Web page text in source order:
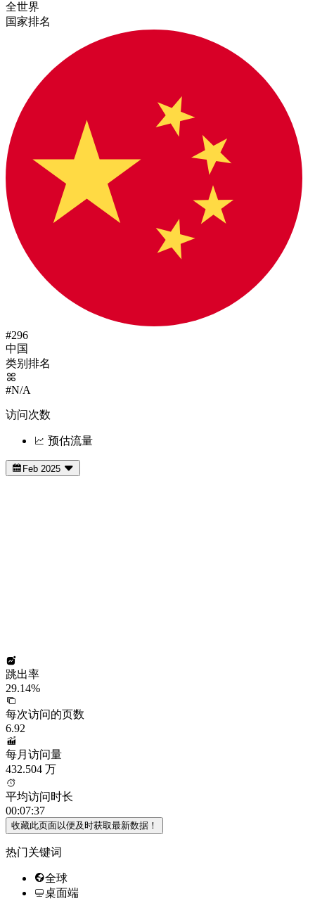
全世界
国家排名
#296
中国
类别排名
#N/A
访问次数
预估流量
Feb 2025
跳出率
29.14%
每次访问的页数
6.92
每月访问量
432.504 万
平均访问时长
00:07:37
收藏此页面以便及时获取最新数据！
热门关键词
全球
桌面端